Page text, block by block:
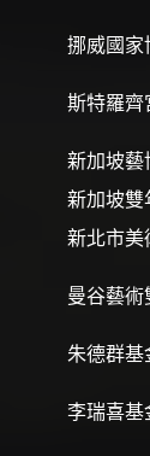
挪威國家
斯特羅齊
新加坡藝
新加坡雙
新北市美
曼谷藝術
朱德群基
李瑞喜基